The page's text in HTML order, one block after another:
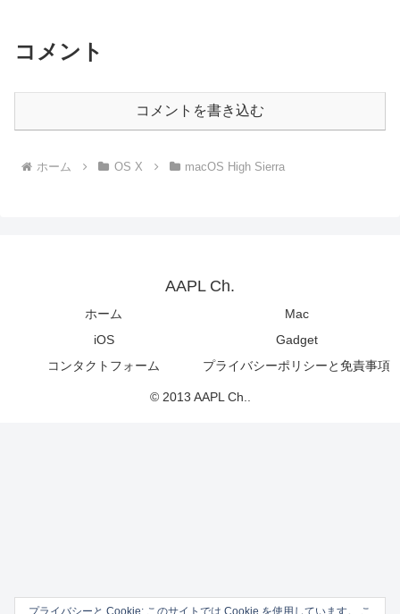
コメント
コメントを書き込む
ホーム OS X macOS High Sierra
AAPL Ch.
ホーム
Mac
iOS
Gadget
コンタクトフォーム
プライバシーポリシーと免責事項
© 2013 AAPL Ch..